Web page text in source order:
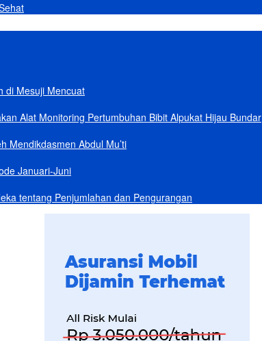
di Mesuji Mencuat
Alat Monitoring Pertumbuhan Bibit Alpukat Hijau Bundar
Mendikdasmen Abdul Mu’ti
Januari-Juni
tentang Penjumlahan dan Pengurangan